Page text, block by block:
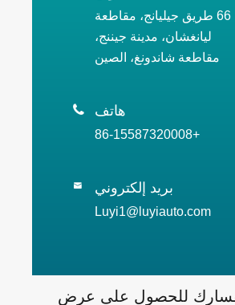
جيليانج، مقاطعة
مدينة جيننج،
شاندونغ، الصين

بريد إلكتروني
للحصول على عرض